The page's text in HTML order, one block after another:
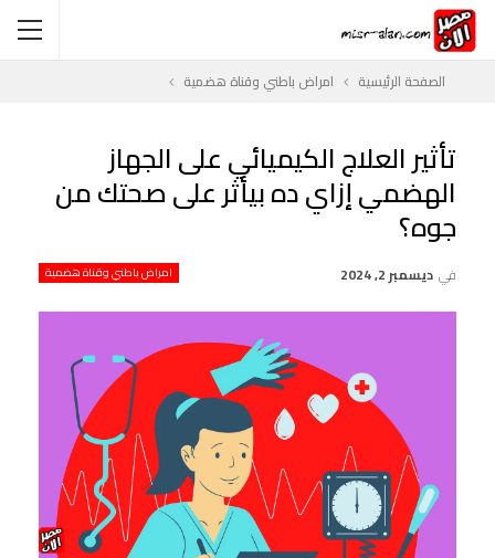
الصفحة الرئيسية امراض باطني وقناة هضمية
تأثير العلاج الكيميائي على الجهاز
الهضمي إزاي ده بيأثر على صحتك من
جوه؟
امراض باطني وقناة هضمية في ديسمبر 2, 2024